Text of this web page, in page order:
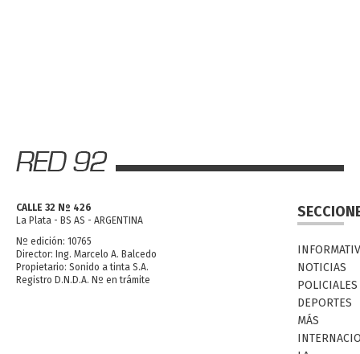
CALLE 32 Nº 426
La Plata - BS AS - ARGENTINA
Nº edición: 10765
Director: Ing. Marcelo A. Balcedo
Propietario: Sonido a tinta S.A.
Registro D.N.D.A. Nº en trámite
NOTICIAS
POLICIALES
DEPORTES
MÁS